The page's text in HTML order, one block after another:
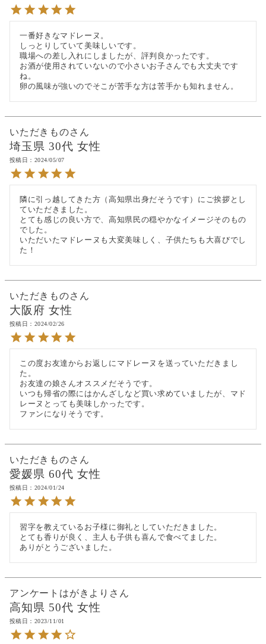
一番好きなマドレーヌ。
しっとりしていて美味しいです。
職場への差し入れにしましたが、評判良かったです。
お酒が使用されていないので小さいお子さんでも大丈夫です
ね。
卵の風味が強いのでそこが苦手な方は苦手かも知れません。
いただきもの
埼玉県 30代 女性
投稿日 2024/05/07
隣に引っ越してきた方（高知県出身だそうです）にご挨拶とし
ていただきました。
とても感じの良い方で、高知県民の穏やかなイメージそのもの
でした。
いただいたマドレーヌも大変美味しく、子供たちも大喜びでし
た！
いただきもの
大阪府 女性
投稿日 2024/02/26
この度お友達からお返しにマドレーヌを送っていただきまし
た。
お友達の娘さんオススメだそうです。
いつも帰省の際にはかんざしなど買い求めていましたが、マド
レーヌとっても美味しかったです。
ファンになりそうです。
いただきもの
愛媛県 60代 女性
投稿日 2024/01/24
習字を教えているお子様に御礼としていただきました。
とても香りが良く、主人も子供も喜んで食べてました。
ありがとうございました。
アンケートはがきより
高知県 50代 女性
投稿日 2023/11/01